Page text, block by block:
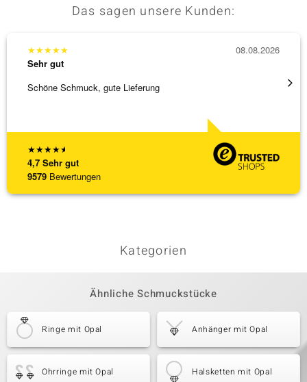
Das sagen unsere Kunden:
★★★★★
4,7 Sehr gut
9579 Bewertungen
★★★★★
Sehr gut
Schöne Schmuck, gute Lieferung
08.08.2026
Kategorien
Ähnliche Schmuckstücke
Ringe mit Opal Anhänger mit Opal
Ohrringe mit Opal Halsketten mit Opal